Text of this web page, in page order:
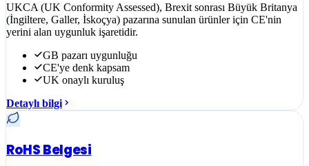
UKCA (UK Conformity Assessed), Brexit sonrası Büyük Britanya
(İngiltere, Galler, İskoçya) pazarına sunulan ürünler için CE'nin
yerini alan uygunluk işaretidir.
GB pazarı uygunluğu
CE'ye denk kapsam
UK onaylı kuruluş
Detaylı bilgi
RoHS Belgesi